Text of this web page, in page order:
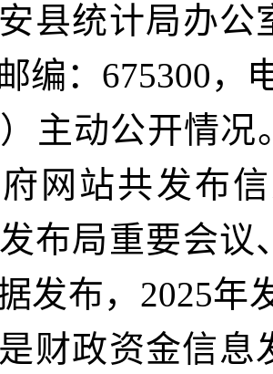
县统计局办公
编：675300，
）主动公开情况
网站共发布
布局重要会
发布，2025年
财政资金信息